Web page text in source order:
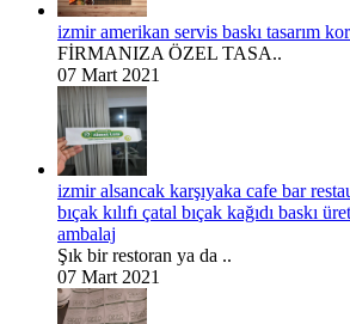
izmir amerikan servis baskı tasarım
FİRMANIZA ÖZEL TASA..
07 Mart 2021
izmir alsancak karşıyaka cafe bar
bıçak kılıfı çatal bıçak kağıdı baskı
ambalaj
Şık bir restoran ya da ..
07 Mart 2021